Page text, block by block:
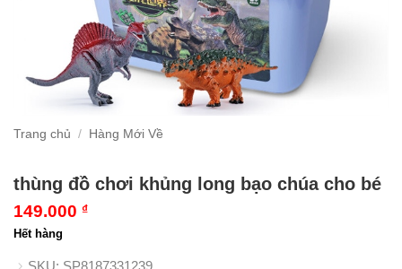
Trang chủ / Hàng Mới Về
thùng đồ chơi khủng long bạo chúa cho bé
149.000 ₫
Hết hàng
SKU: SP8187331239